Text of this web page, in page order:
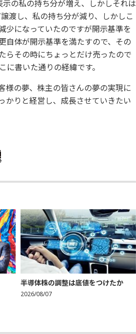
の私の持ち分が増え、しかしそれは
渡し、私の持ち分が減り、しかしこ
少になっていたのですが開示基準を
自体が開示基準を満たすので、その
らその時にちょっとだけ売ったので
書いた通りの経緯です。
様の夢、株主の皆さんの夢の実現に
かりと経営し、成長させていきたい
半導体株の調整は底値をつけたか
2026/08/07